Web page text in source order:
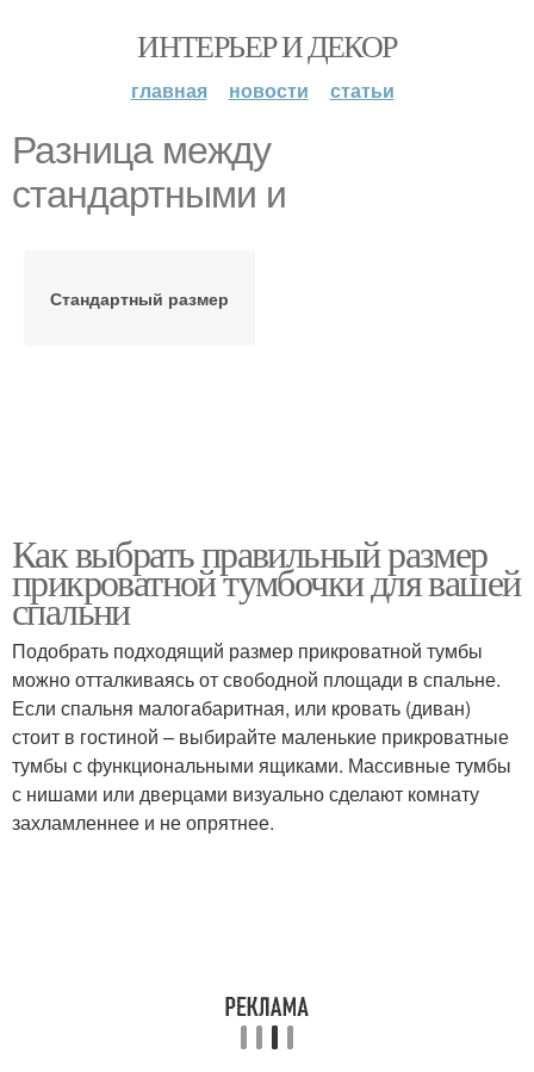
ИНТЕРЬЕР И ДЕКОР
главная новости статьи
Разница между
стандартными и
Стандартный размер
Как выбрать правильный размер
прикроватной тумбочки для вашей
спальни
Подобрать подходящий размер прикроватной тумбы
можно отталкиваясь от свободной площади в спальне.
Если спальня малогабаритная, или кровать (диван)
стоит в гостиной – выбирайте маленькие прикроватные
тумбы с функциональными ящиками. Массивные тумбы
с нишами или дверцами визуально сделают комнату
захламленнее и не опрятнее.